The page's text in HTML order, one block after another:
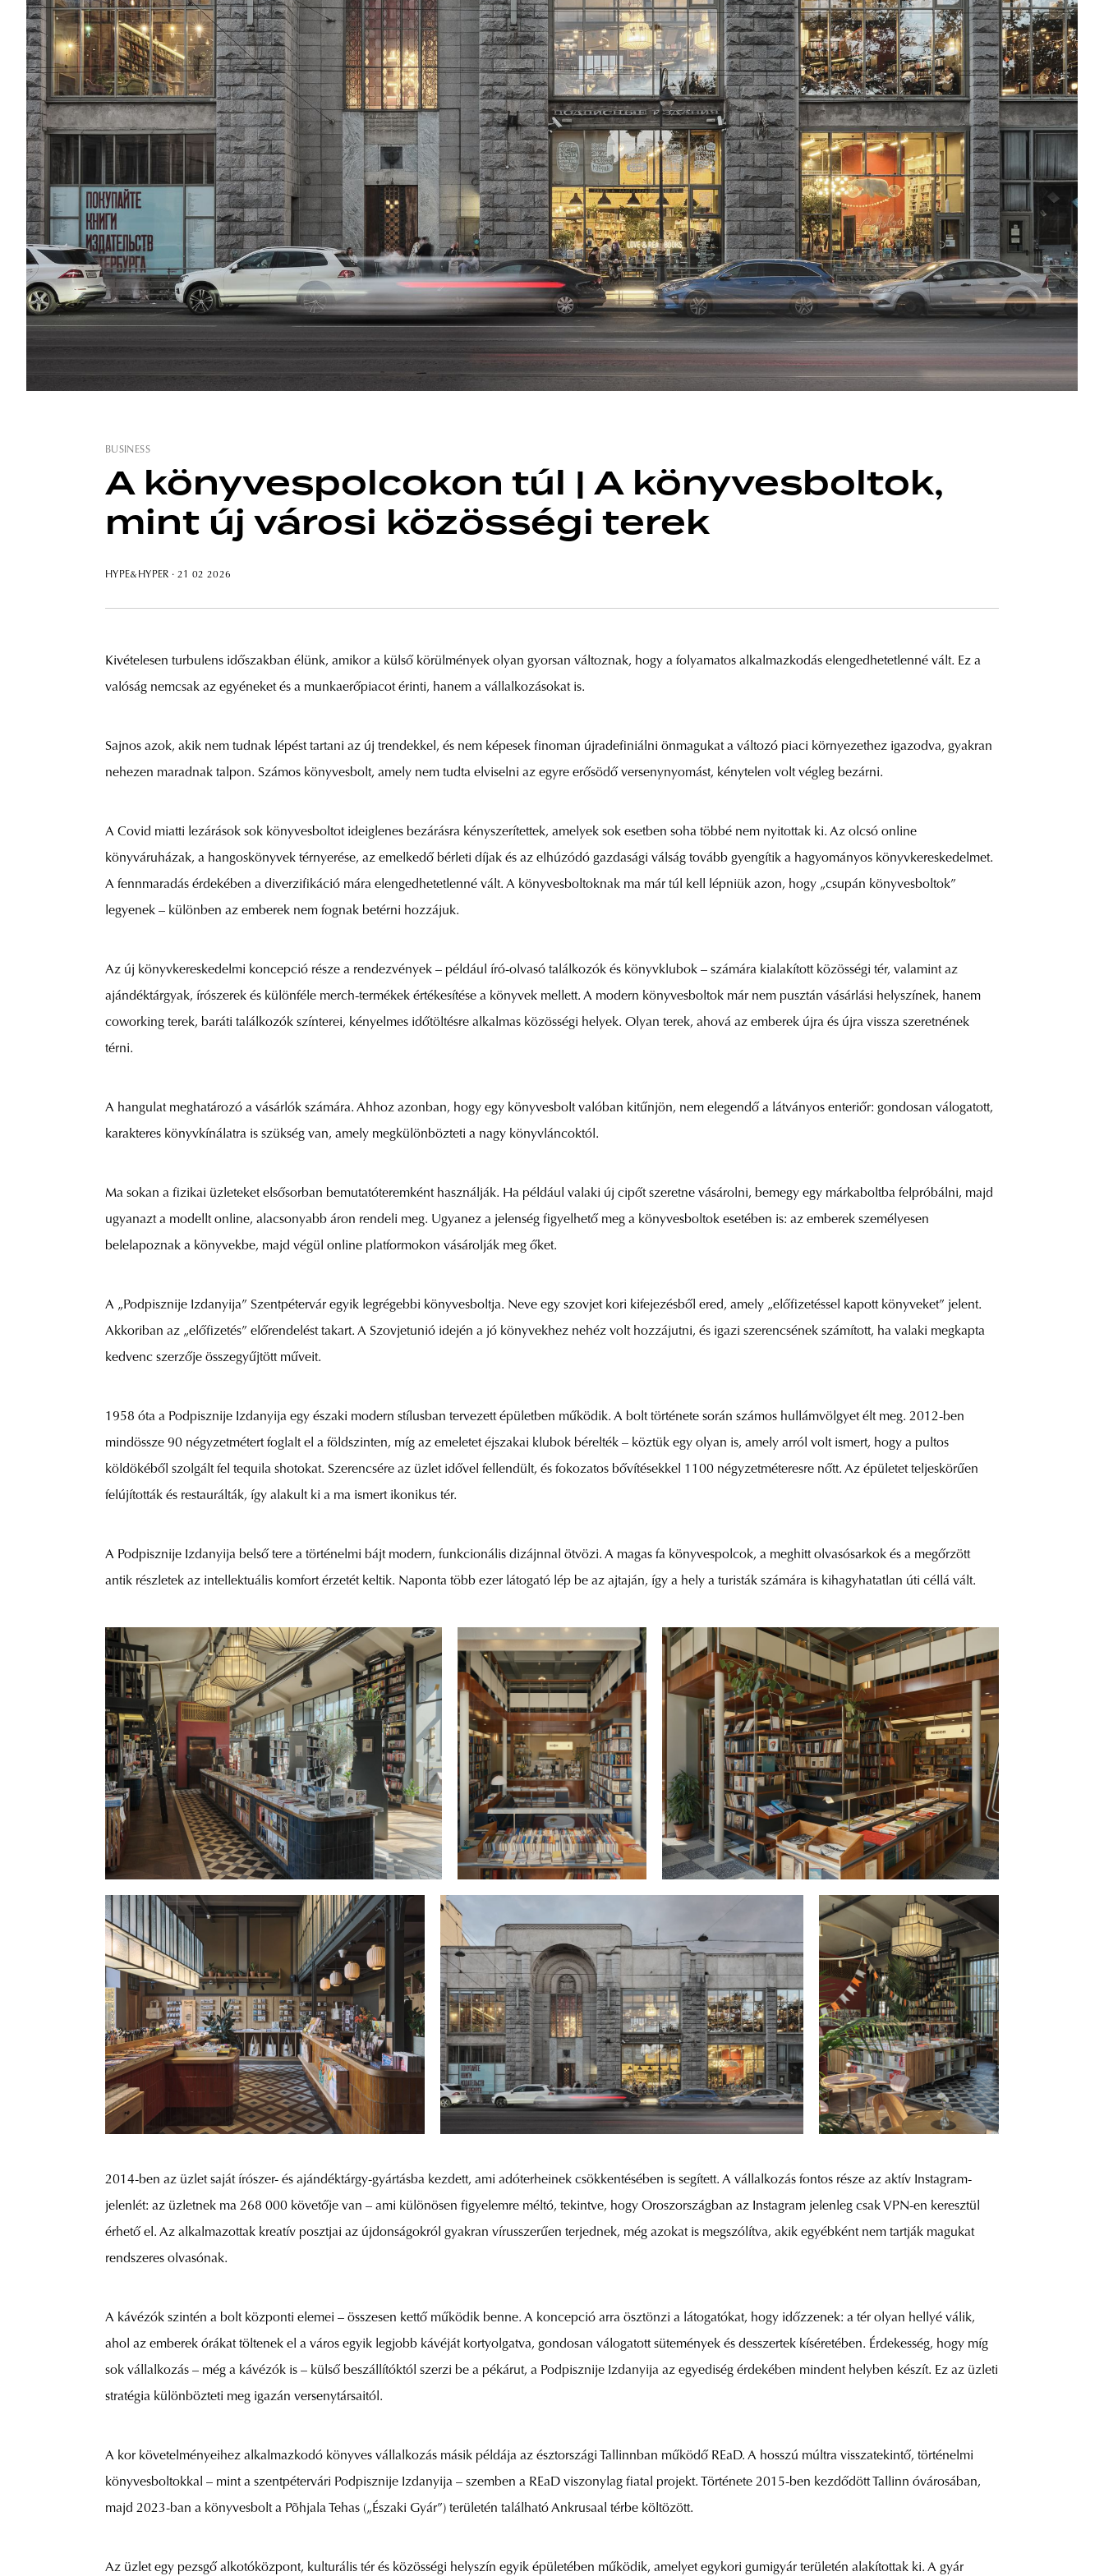
BUSINESS
A könyvespolcokon túl | A könyvesboltok,
mint új városi közösségi terek
HYPE&HYPER · 21 02 2026
Kivételesen turbulens időszakban élünk, amikor a külső körülmények olyan gyorsan változnak, hogy a folyamatos alkalmazkodás elengedhetetlenné vált. Ez a
valóság nemcsak az egyéneket és a munkaerőpiacot érinti, hanem a vállalkozásokat is.
Sajnos azok, akik nem tudnak lépést tartani az új trendekkel, és nem képesek finoman újradefiniálni önmagukat a változó piaci környezethez igazodva, gyakran
nehezen maradnak talpon. Számos könyvesbolt, amely nem tudta elviselni az egyre erősödő versenynyomást, kénytelen volt végleg bezárni.
A Covid miatti lezárások sok könyvesboltot ideiglenes bezárásra kényszerítettek, amelyek sok esetben soha többé nem nyitottak ki. Az olcsó online
könyváruházak, a hangoskönyvek térnyerése, az emelkedő bérleti díjak és az elhúzódó gazdasági válság tovább gyengítik a hagyományos könyvkereskedelmet.
A fennmaradás érdekében a diverzifikáció mára elengedhetetlenné vált. A könyvesboltoknak ma már túl kell lépniük azon, hogy „csupán könyvesboltok”
legyenek – különben az emberek nem fognak betérni hozzájuk.
Az új könyvkereskedelmi koncepció része a rendezvények – például író-olvasó találkozók és könyvklubok – számára kialakított közösségi tér, valamint az
ajándéktárgyak, írószerek és különféle merch-termékek értékesítése a könyvek mellett. A modern könyvesboltok már nem pusztán vásárlási helyszínek, hanem
coworking terek, baráti találkozók színterei, kényelmes időtöltésre alkalmas közösségi helyek. Olyan terek, ahová az emberek újra és újra vissza szeretnének
térni.
A hangulat meghatározó a vásárlók számára. Ahhoz azonban, hogy egy könyvesbolt valóban kitűnjön, nem elegendő a látványos enteriőr: gondosan válogatott,
karakteres könyvkínálatra is szükség van, amely megkülönbözteti a nagy könyvláncoktól.
Ma sokan a fizikai üzleteket elsősorban bemutatóteremként használják. Ha például valaki új cipőt szeretne vásárolni, bemegy egy márkaboltba felpróbálni, majd
ugyanazt a modellt online, alacsonyabb áron rendeli meg. Ugyanez a jelenség figyelhető meg a könyvesboltok esetében is: az emberek személyesen
belelapoznak a könyvekbe, majd végül online platformokon vásárolják meg őket.
A „Podpisznije Izdanyija” Szentpétervár egyik legrégebbi könyvesboltja. Neve egy szovjet kori kifejezésből ered, amely „előfizetéssel kapott könyveket” jelent.
Akkoriban az „előfizetés” előrendelést takart. A Szovjetunió idején a jó könyvekhez nehéz volt hozzájutni, és igazi szerencsének számított, ha valaki megkapta
kedvenc szerzője összegyűjtött műveit.
1958 óta a Podpisznije Izdanyija egy északi modern stílusban tervezett épületben működik. A bolt története során számos hullámvölgyet élt meg. 2012-ben
mindössze 90 négyzetmétert foglalt el a földszinten, míg az emeletet éjszakai klubok bérelték – köztük egy olyan is, amely arról volt ismert, hogy a pultos
köldökéből szolgált fel tequila shotokat. Szerencsére az üzlet idővel fellendült, és fokozatos bővítésekkel 1100 négyzetméteresre nőtt. Az épületet teljeskörűen
felújították és restaurálták, így alakult ki a ma ismert ikonikus tér.
A Podpisznije Izdanyija belső tere a történelmi bájt modern, funkcionális dizájnnal ötvözi. A magas fa könyvespolcok, a meghitt olvasósarkok és a megőrzött
antik részletek az intellektuális komfort érzetét keltik. Naponta több ezer látogató lép be az ajtaján, így a hely a turisták számára is kihagyhatatlan úti céllá vált.
2014-ben az üzlet saját írószer- és ajándéktárgy-gyártásba kezdett, ami adóterheinek csökkentésében is segített. A vállalkozás fontos része az aktív Instagram-
jelenlét: az üzletnek ma 268 000 követője van – ami különösen figyelemre méltó, tekintve, hogy Oroszországban az Instagram jelenleg csak VPN-en keresztül
érhető el. Az alkalmazottak kreatív posztjai az újdonságokról gyakran vírusszerűen terjednek, még azokat is megszólítva, akik egyébként nem tartják magukat
rendszeres olvasónak.
A kávézók szintén a bolt központi elemei – összesen kettő működik benne. A koncepció arra ösztönzi a látogatókat, hogy időzzenek: a tér olyan hellyé válik,
ahol az emberek órákat töltenek el a város egyik legjobb kávéját kortyolgatva, gondosan válogatott sütemények és desszertek kíséretében. Érdekesség, hogy míg
sok vállalkozás – még a kávézók is – külső beszállítóktól szerzi be a pékárut, a Podpisznije Izdanyija az egyediség érdekében mindent helyben készít. Ez az üzleti
stratégia különbözteti meg igazán versenytársaitól.
A kor követelményeihez alkalmazkodó könyves vállalkozás másik példája az észtországi Tallinnban működő REaD. A hosszú múltra visszatekintő, történelmi
könyvesboltokkal – mint a szentpétervári Podpisznije Izdanyija – szemben a REaD viszonylag fiatal projekt. Története 2015-ben kezdődött Tallinn óvárosában,
majd 2023-ban a könyvesbolt a Põhjala Tehas („Északi Gyár”) területén található Ankrusaal térbe költözött.
Az üzlet egy pezsgő alkotóközpont, kulturális tér és közösségi helyszín egyik épületében működik, amelyet egykori gumigyár területén alakítottak ki. A gyár